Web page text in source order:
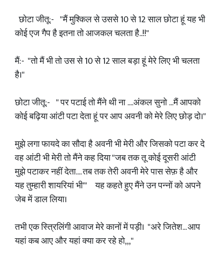
छोटा जीतू:- "मैं मुश्किल से उससे 10 से 12 साल छोटा हूं यह भी
कोई एज गैप है इतना तो आजकल चलता है..!!"
मैं:- "तो मैं भी तो उस से 10 से 12 साल बड़ा हूं मेरे लिए भी चलता
है।"
छोटा जीतू:- " पर पटाई तो मैंने थी ना ....अंकल सुनो ...मैं आपको
कोई बढ़िया आंटी पटा देता हूं पर आप अवनी को मेरे लिए छोड़ दो।"
मुझे लगा फायदे का सौदा है अवनी भी मेरी और जिसको पटा कर दे
वह आंटी भी मेरी तो मैंने कह दिया "जब तक तू कोई दूसरी आंटी
मुझे पटाकर नहीं देता.... तब तक तेरी अवनी मेरे पास सेफ़ है और
यह तुम्हारी शायरियां भी'" यह कहते हुए मैंने उन पन्नों को अपने
जेब में डाल लिया।
तभी एक स्त्रिलिंगी आवाज मेरे कानों में पड़ी। "अरे जितेश... आप
यहां कब आए और यहां क्या कर रहे हो,,,"